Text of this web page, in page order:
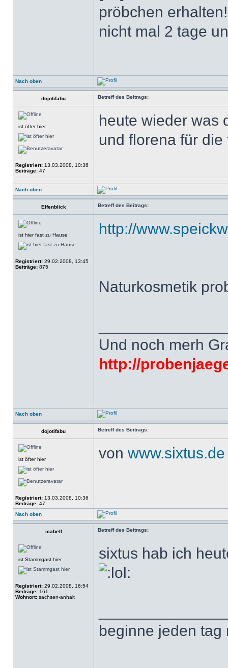
pröbchen
nicht mal 2 tage
Nach oben
dojotifabu Betreff des Beitrags:
ist öfter hier
Registriert: 13.03.2008, 10:36
Beiträge: 47
heute wieder was
und florena für die
Nach oben
Elfenblick Betreff des Beitrags:
ist hier fast zu Hause
Registriert: 29.02.2008, 13:45
Beiträge: 875
http://
Naturkosmetik
Und noch merh
http://
Nach oben
dojotifabu Betreff des Beitrags:
ist öfter hier
Registriert: 13.03.2008, 10:36
Beiträge: 47
von www.sixtus.de
Nach oben
icabell Betreff des Beitrags:
ist Stammgast hier
Registriert: 29.02.2008, 16:54
Beiträge: 161
Wohnort: sachsen-anhalt
sixtus hab ich
beginne jeden